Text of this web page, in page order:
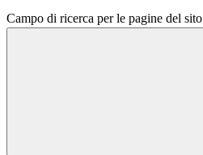
Campo di ricerca per le pagine del sito